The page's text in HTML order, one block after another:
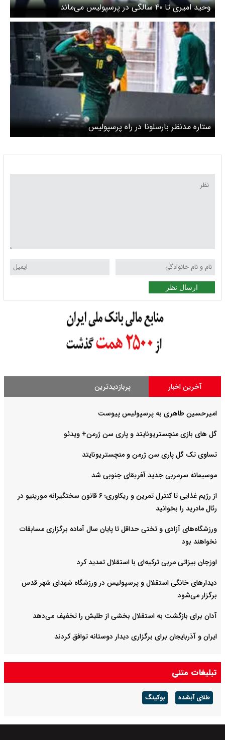
وحید امیری تا ۴۰ سالگی در پرسپولیس می‌ماند
ستاره مدنظر بارسلونا در راه پرسپولیس
ارسال نظر
آخرین اخبار پربازدیدترین
امیرحسین طاهری به پرسپولیس پیوست
گل های بازی منچستریونایتد و پاری سن ژرمن+ ویدئو
تساوی تک گل پاری سن ژرمن و منچستریونایتد
موسیمانه سرمربی جدید آفریقای جنوبی شد
از رژیم غذایی تا کنترل تمرین و ریکاوری؛ ۶ قانون سختگیرانه مورینیو در
رئال مادرید را بخوانید
ورزشگاه‌های آزادی و تختی حداقل تا پایان سال آماده برگزاری مسابقات
نخواهند بود
اوزجان بیزاتی مربی ترکیه‌ای با استقلال تمدید کرد
دیدارهای خانگی استقلال و پرسپولیس در ورزشگاه شهدای شهر قدس
برگزار می‌شود
آدان برای بازگشت به استقلال بخشی از طلبش را تخفیف می‌دهد
ایران و آذربایجان برای برگزاری دیدار دوستانه توافق کردند
تبلیغات متنی
طلای آبشده بوکینگ